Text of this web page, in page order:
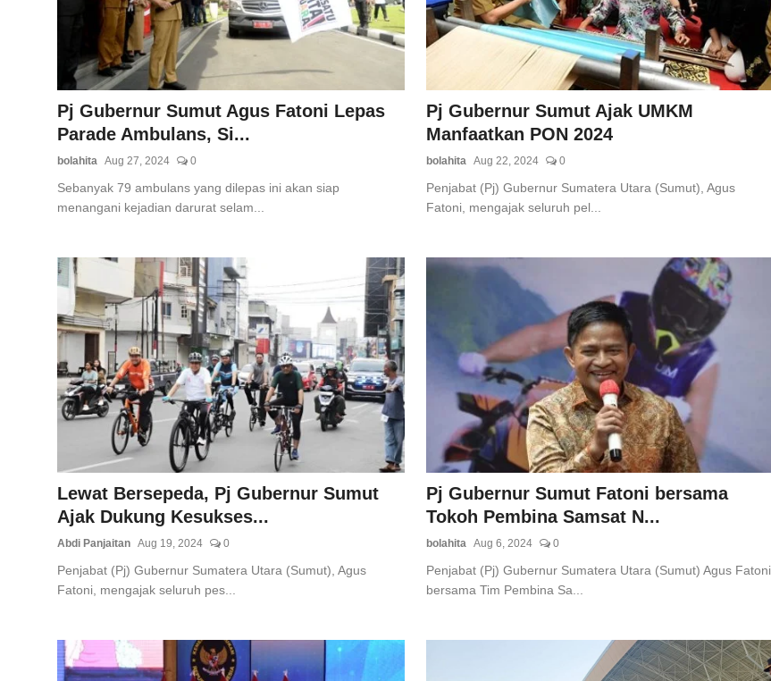
Pj Gubernur Sumut Agus Fatoni Lepas
Parade Ambulans, Si...
bolahita Aug 27, 2024 0
Sebanyak 79 ambulans yang dilepas ini akan siap
menangani kejadian darurat selam...
Pj Gubernur Sumut Ajak UMKM
Manfaatkan PON 2024
bolahita Aug 22, 2024 0
Penjabat (Pj) Gubernur Sumatera Utara (Sumut), Agus
Fatoni, mengajak seluruh pel...
Lewat Bersepeda, Pj Gubernur Sumut
Ajak Dukung Kesukses...
Abdi Panjaitan Aug 19, 2024 0
Penjabat (Pj) Gubernur Sumatera Utara (Sumut), Agus
Fatoni, mengajak seluruh pes...
Pj Gubernur Sumut Fatoni bersama
Tokoh Pembina Samsat N...
bolahita Aug 6, 2024 0
Penjabat (Pj) Gubernur Sumatera Utara (Sumut) Agus Fatoni
bersama Tim Pembina Sa...